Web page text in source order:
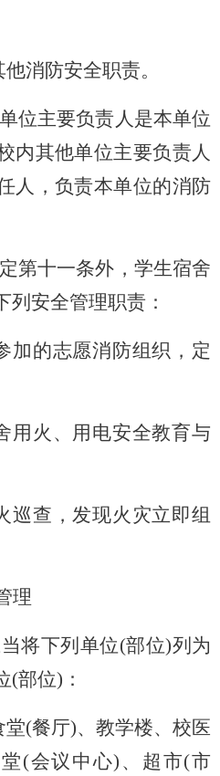
消防安全职责。
位主要负责人是本单位
内其他单位主要负责人
人，负责本单位的消防
第十一条外，学生宿舍
列安全管理职责：
加的志愿消防组织，定
用火、用电安全教育与
巡查，发现火灾立即组
理
将下列单位(部位)列为
(部位)：
(餐厅)、教学楼、校医
(会议中心)、超市(市